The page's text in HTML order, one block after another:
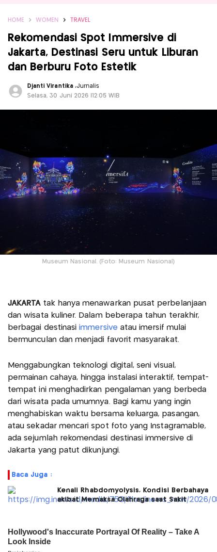
HOME WOMEN TRAVEL
Rekomendasi Spot Immersive di
Jakarta, Destinasi Seru untuk Liburan
dan Berburu Foto Estetik
Djanti Virantika ,Jurnalis
Selasa, 30 Juni 2026 |12:05 WIB
Museum Nasional. (Foto: Museum Nasional)
JAKARTA tak hanya menawarkan pusat perbelanjaan
dan wisata kuliner. Dalam beberapa tahun terakhir,
berbagai destinasiimmersiveatau imersif mulai
bermunculan dan menjadi favorit masyarakat.
Menggabungkan teknologi digital, seni visual,
permainan cahaya, hingga instalasi interaktif, tempat-
tempat ini menghadirkan pengalaman yang berbeda
dari wisata pada umumnya. Bagi kamu yang ingin
menghabiskan waktu bersama keluarga, pasangan,
atau sekadar mencari spot foto yang Instagramable,
ada sejumlah rekomendasi destinasi immersive di
Jakarta yang patut dikunjungi.
Baca Juga :
Kenali Rhabdomyolysis, Kondisi Berbahaya
akibat Memaksa Olahraga saat Sakit